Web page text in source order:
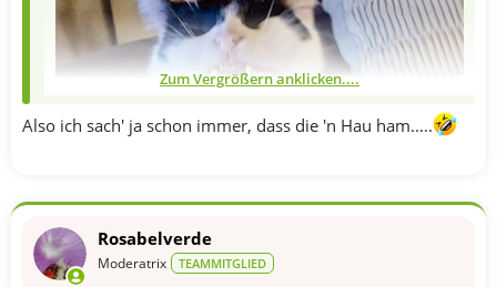
Zum Vergrößern anklicken....
Also ich sach' ja schon immer, dass die 'n Hau ham.....
Rosabelverde
Moderatrix TEAMMITGLIED